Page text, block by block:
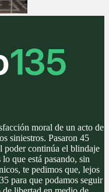
moral de un acto de
siniestros. Pasaron 45
poder continúa el blindaje
que está pasando, sin
te pedimos que, lejos
para que podamos seguir